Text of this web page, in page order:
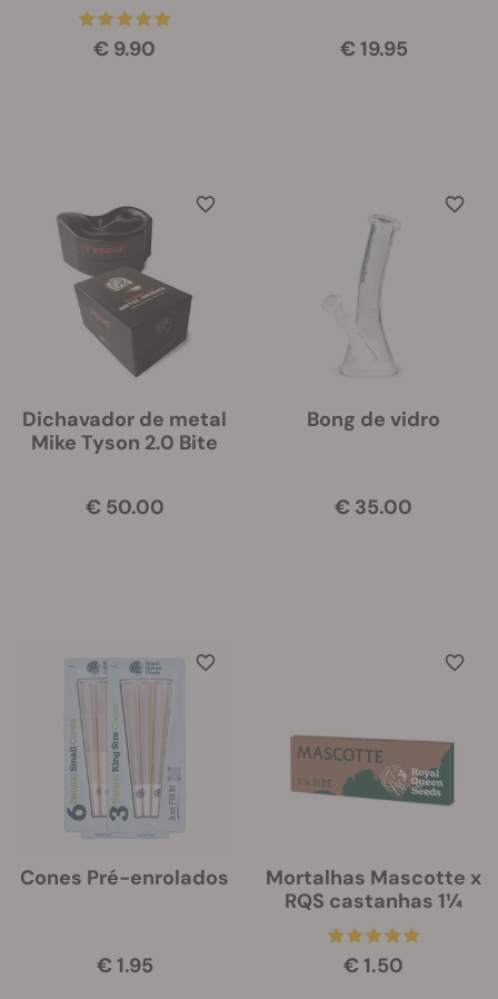
€ 9.90 € 19.95
Dichavador de metal
Mike Tyson 2.0 Bite
€ 50.00
Bong de vidro
€ 35.00
Cones Pré-enrolados
€ 1.95
Mortalhas Mascotte x
RQS castanhas 1¼
€ 1.50